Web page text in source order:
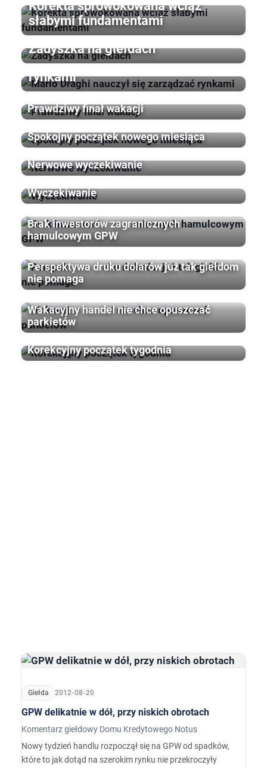
Korekta sprowokowana wciąż
słabymi fundamentami
Zadyszka na giełdach
Mario Draghi nauczył się zarządzać
rynkami
Prawdziwy finał wakacji
Spokojny początek nowego miesiąca
Nerwowe wyczekiwanie
Wyczekiwanie
Brak inwestorów zagranicznych
hamulcowym GPW
Perspektywa druku dolarów już tak giełdom
nie pomaga
Wakacyjny handel nie chce opuszczać
parkietów
Korekcyjny początek tygodnia
Giełda 2012-08-20
GPW delikatnie w dół, przy niskich obrotach
Komentarz giełdowy Domu Kredytowego Notus
Nowy tydzień handlu rozpoczął się na GPW od spadków,
które to jak dotąd na szerokim rynku nie przekroczyły